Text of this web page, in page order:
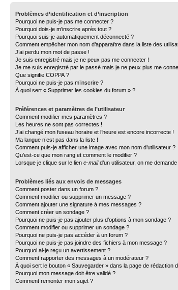
Problèmes d’identification et d’inscription
Pourquoi ne puis-je pas me connecter ?
Pourquoi dois-je m’inscrire après tout ?
Pourquoi suis-je automatiquement déconnecté ?
Comment empêcher mon nom d’apparaître dans la liste des
J’ai perdu mon mot de passe !
Je suis enregistré mais je ne peux pas me connecter !
Je me suis enregistré par le passé mais je ne peux plus me
Que signifie COPPA ?
Pourquoi ne puis-je pas m’inscrire ?
À quoi sert « Supprimer les cookies du forum » ?
Préférences et paramètres de l’utilisateur
Comment modifier mes paramètres ?
Les heures ne sont pas correctes !
J’ai changé mon fuseau horaire et l’heure est encore incorrecte !
Ma langue n’est pas dans la liste !
Comment puis-je afficher une image avec mon nom d’utilisateur ?
Qu’est-ce que mon rang et comment le modifier ?
Lorsque je clique sur le lien e-maild’un utilisateur, on me
Problèmes liés aux envois de messages
Comment poster dans un forum ?
Comment modifier ou supprimer un message ?
Comment ajouter une signature à mes messages ?
Comment créer un sondage ?
Pourquoi ne puis-je pas ajouter plus d’options à mon sondage ?
Comment modifier ou supprimer un sondage ?
Pourquoi ne puis-je pas accéder à un forum ?
Pourquoi ne puis-je pas joindre des fichiers à mon message ?
Pourquoi ai-je reçu un avertissement ?
Comment rapporter des messages à un modérateur ?
À quoi sert le bouton « Sauvegarder » dans la page de rédaction
Pourquoi mon message doit être validé ?
Comment remonter mon sujet ?